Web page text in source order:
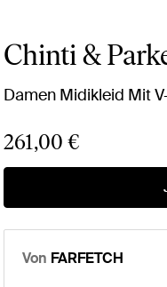
Chinti &
Damen Midikleid Mit
261,00 €
Von FARFETCH